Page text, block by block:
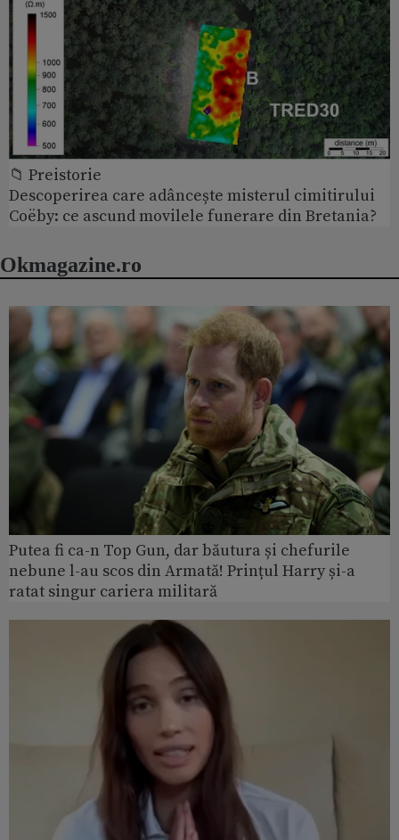
📁 Preistorie
Descoperirea care adâncește misterul cimitirului
Coëby: ce ascund movilele funerare din Bretania?
Okmagazine.ro
Putea fi ca-n Top Gun, dar băutura și chefurile
nebune l-au scos din Armată! Prințul Harry și-a
ratat singur cariera militară